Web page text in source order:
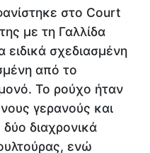
στο Court
με τη Γαλλίδα
σχεδιασμένη
από το
Το ρούχο ήταν
γερανούς και
διαχρονικά
ενώ